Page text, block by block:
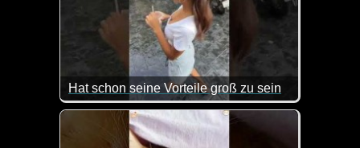
Hat schon seine Vorteile groß zu sein